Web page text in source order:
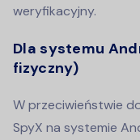
weryfikacyjny.
Dla systemu
fizyczny)
W przeciwieństwie
SpyX na systemie